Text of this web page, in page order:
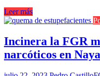
Leer más
Incinera la FGR
narcóticos en